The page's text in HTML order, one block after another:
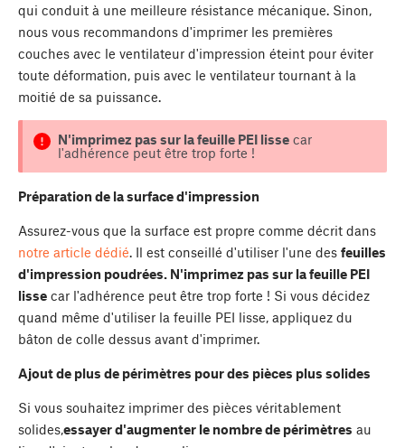
qui conduit à une meilleure résistance mécanique. Sinon,
nous vous recommandons d'imprimer les premières
couches avec le ventilateur d'impression éteint pour éviter
toute déformation, puis avec le ventilateur tournant à la
moitié de sa puissance.
N'imprimez pas sur la feuille PEI lissecar
l'adhérence peut être trop forte !
Préparation de la surface d'impression
Assurez-vous que la surface est propre comme décrit dans
notre article dédié. Il est conseillé d'utiliser l'une des feuilles
d'impression poudrées. N'imprimez pas sur la feuille PEI
lisse car l'adhérence peut être trop forte ! Si vous décidez
quand même d'utiliser la feuille PEI lisse, appliquez du
bâton de colle dessus avant d'imprimer.
Ajout de plus de périmètres pour des pièces plus solides
Si vous souhaitez imprimer des pièces véritablement
solides,essayer d'augmenter le nombre de périmètres au